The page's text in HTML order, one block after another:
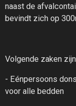
naast de
bevindt zich op
Volgende zaken
- Eénpersoons
voor alle bedden